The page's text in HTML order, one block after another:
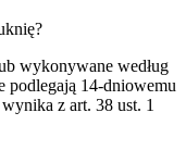
wykonywane według
podlegają 14-dniowemu
z art. 38 ust. 1